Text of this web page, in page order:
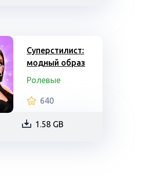
Суперстилист:
модный образ
Ролевые
640
1.58 GB